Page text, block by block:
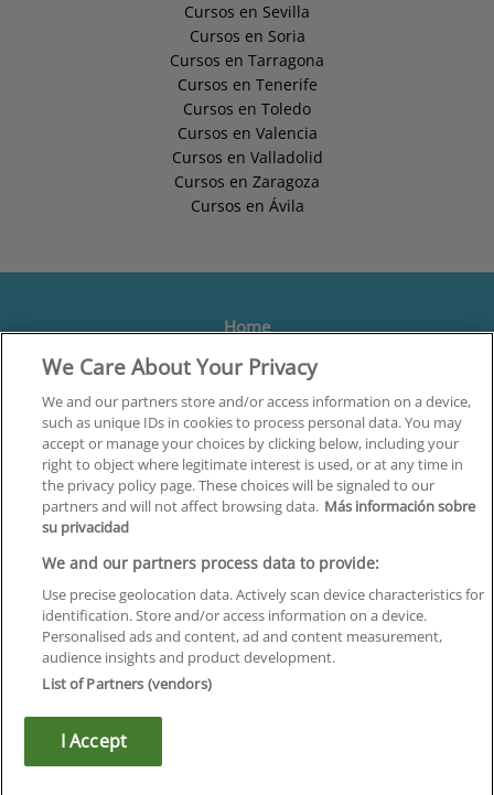
Cursos en Sevilla
Cursos en Soria
Cursos en Tarragona
Cursos en Tenerife
Cursos en Toledo
Cursos en Valencia
Cursos en Valladolid
Cursos en Zaragoza
Cursos en Ávila
Home
Formación
Centros
Orientación
Quiénes somos
Contacta
Aviso Legal
Política de Privacidad
Política de Cookies
Canal Ético
We Care About Your Privacy
We and our partners store and/or access information on a device,
such as unique IDs in cookies to process personal data. You may
accept or manage your choices by clicking below, including your
right to object where legitimate interest is used, or at any time in
the privacy policy page. These choices will be signaled to our
partners and will not affect browsing data. Más información sobre
su privacidad
We and our partners process data to provide:
Use precise geolocation data. Actively scan device characteristics for
identification. Store and/or access information on a device.
Personalised ads and content, ad and content measurement,
audience insights and product development.
List of Partners (vendors)
I Accept